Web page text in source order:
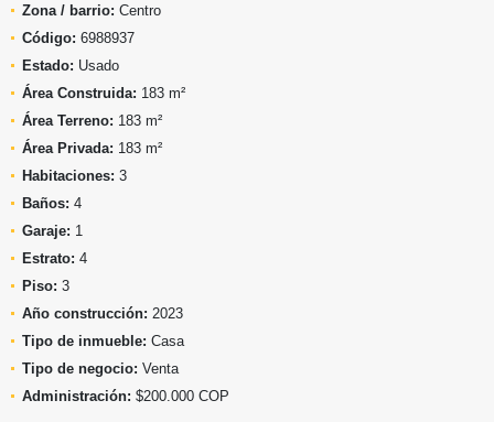
Zona / barrio: Centro
Código: 6988937
Estado: Usado
Área Construida: 183 m²
Área Terreno: 183 m²
Área Privada: 183 m²
Habitaciones: 3
Baños: 4
Garaje: 1
Estrato: 4
Piso: 3
Año construcción: 2023
Tipo de inmueble: Casa
Tipo de negocio: Venta
Administración: $200.000 COP